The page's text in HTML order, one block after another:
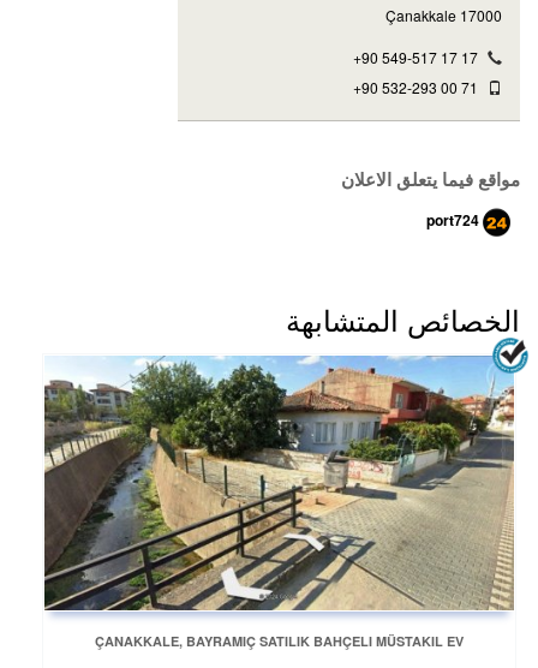
17000 Çanakkale
+90 549-517 17 17
+90 532-293 00 71
مواقع فيما يتعلق الاعلان
port724
الخصائص المتشابهة
ÇANAKKALE, BAYRAMIÇ SATILIK BAHÇELI MÜSTAKIL EV